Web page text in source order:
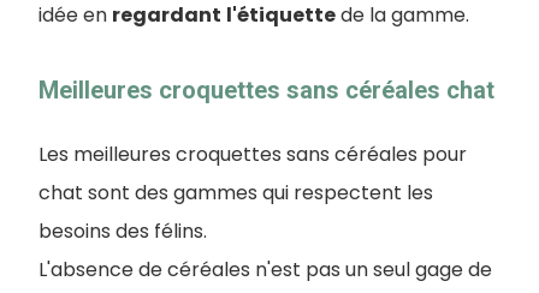
idée en regardant l'étiquettede la gamme.
Meilleures croquettes sans céréales chat
Les meilleures croquettes sans céréales pour
chat sont des gammes qui respectent les
besoins des félins.
L'absence de céréales n'est pas un seul gage de